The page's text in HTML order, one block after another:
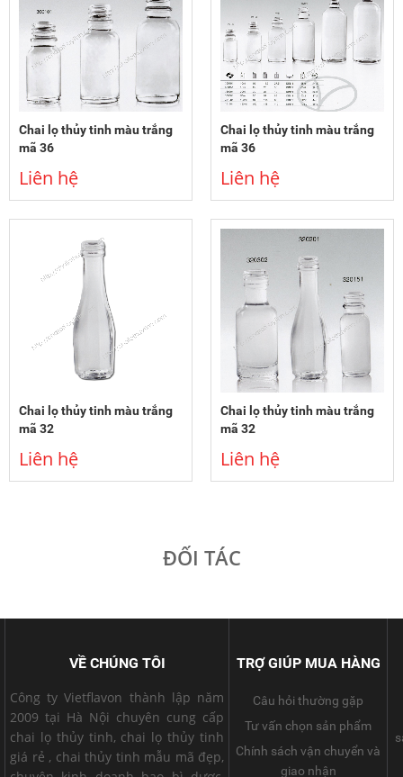
Chai lọ thủy tinh màu trắng
mã 36
Liên hệ
Chai lọ thủy tinh màu trắng
mã 36
Liên hệ
Chai lọ thủy tinh màu trắng
mã 32
Liên hệ
Chai lọ thủy tinh màu trắng
mã 32
Liên hệ
ĐỐI TÁC
VỀ CHÚNG TÔI
Công ty Vietflavon thành lập năm
2009 tại Hà Nội chuyên cung cấp
chai lọ thủy tinh, chai lọ thủy tinh
giá rẻ , chai thủy tinh mẫu mã đẹp,
TRỢ GIÚP MUA HÀNG
Câu hỏi thường gặp
Tư vấn chọn sản phẩm
Chính sách vận chuyển và
giao nhận